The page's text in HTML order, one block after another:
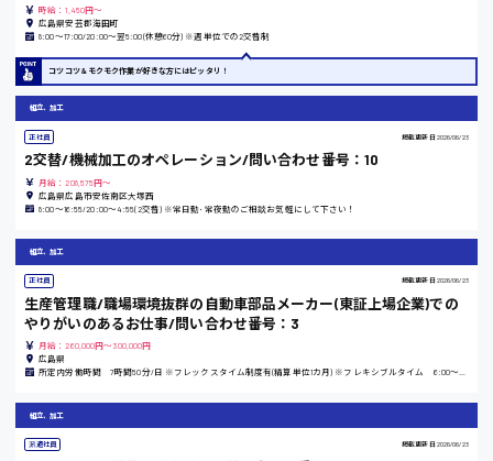
熊本県
東京都
香川県
時給1300円〜
時給1200円〜
時給：1,450円～
広島県安芸郡海田町
8:00〜17:00/20:00〜翌5:00(休憩60分) ※週単位での2交替制
コツコツ＆モクモク作業が好きな方にはピッタリ！
組立、加工
正社員 掲載更新日 2026/06/23
2交替/機械加工のオペレーション/問い合わせ番号：10
月給：208,575円～
広島県広島市安佐南区大塚西
8:00〜16:55/20:00〜4:55(2交替) ※常日勤･常夜勤のご相談お気軽にして下さい！
組立、加工
正社員 掲載更新日 2026/06/23
生産管理職/職場環境抜群の自動車部品メーカー(東証上場企業)での
やりがいのあるお仕事/問い合わせ番号：3
月給：260,000円～300,000円
広島県
所定内労働時間 7時間50分/日 ※フレックスタイム制度有(精算単位1カ月) ※フレキシブルタイム 6:00～20:00 ※コアタイム 11:00～14:00
組立、加工
派遣社員 掲載更新日 2026/06/23